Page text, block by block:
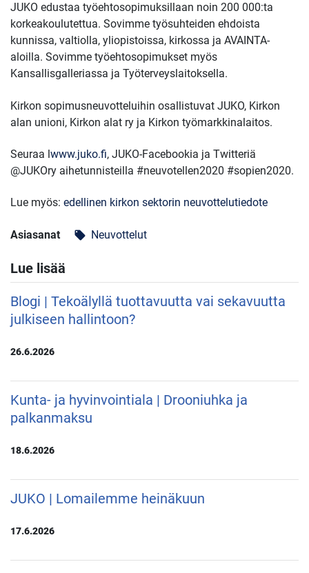
JUKO edustaa työehtosopimuksillaan noin 200 000:ta
korkeakoulutettua. Sovimme työsuhteiden ehdoista
kunnissa, valtiolla, yliopistoissa, kirkossa ja AVAINTA-
aloilla. Sovimme työehtosopimukset myös
Kansallisgalleriassa ja Työterveyslaitoksella.
Kirkon sopimusneuvotteluihin osallistuvat JUKO, Kirkon
alan unioni, Kirkon alat ry ja Kirkon työmarkkinalaitos.
Seuraa lwww.juko.fi, JUKO-Facebookia ja Twitteriä
@JUKOry aihetunnisteilla #neuvotellen2020 #sopien2020.
Lue myös: edellinen kirkon sektorin neuvottelutiedote
Asiasanat local_offer Neuvottelut
Lue lisää
Blogi | Tekoälyllä tuottavuutta vai sekavuutta
julkiseen hallintoon?
26.6.2026
Kunta- ja hyvinvointiala | Drooniuhka ja
palkanmaksu
18.6.2026
JUKO | Lomailemme heinäkuun
17.6.2026